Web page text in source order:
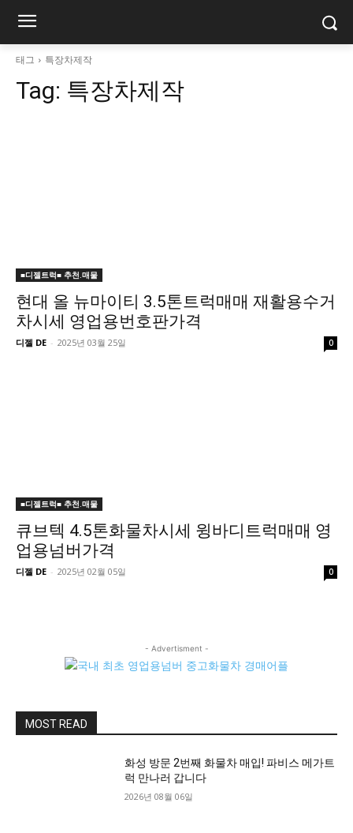
태그 특장차제작
Tag: 특장차제작
■디젤트럭■ 추천.매물
현대 올 뉴마이티 3.5톤트럭매매 재활용수거
차시세 영업용번호판가격
디젤 DE - 2025년 03월 25일 0
■디젤트럭■ 추천.매물
큐브텍 4.5톤화물차시세 윙바디트럭매매 영
업용넘버가격
디젤 DE - 2025년 02월 05일 0
- Advertisment -
MOST READ
화성 방문 2번째 화물차 매입! 파비스 메가트
럭 만나러 갑니다
2026년 08월 06일